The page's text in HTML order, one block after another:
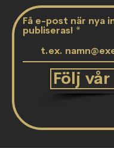
Få e-post när nya
publiseras!
Följ